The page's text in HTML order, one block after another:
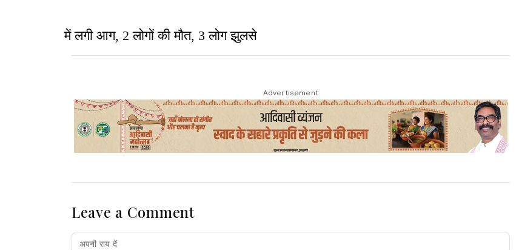
में लगी आग, 2 लोगों की मौत, 3 लोग झुलसे
Advertisement
Leave a Comment